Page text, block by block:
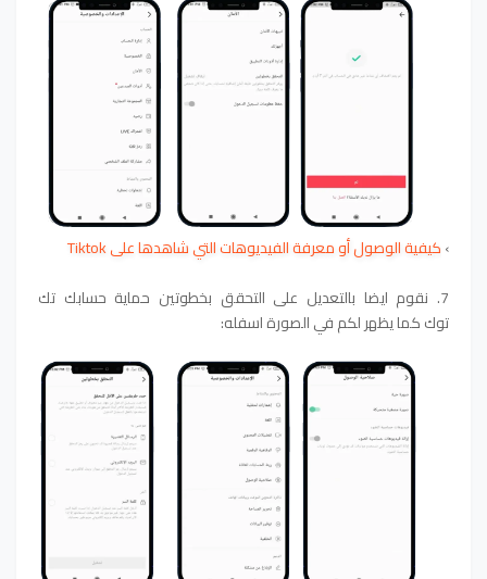
›كيفية الوصول أو معرفة الفيديوهات التي شاهدها على Tiktok
7. نقوم ايضا بالتعديل على التحقق بخطوتين حماية حسابك تك
توككما يظهر لكم في الصورة اسفله: